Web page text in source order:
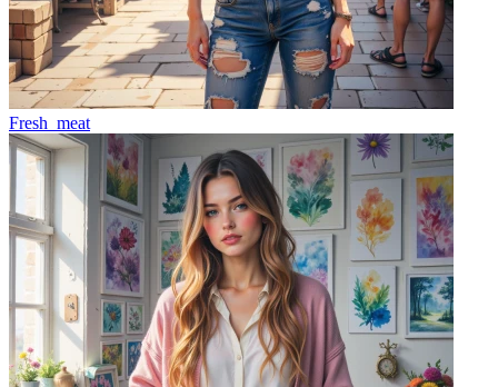
Fresh_meat